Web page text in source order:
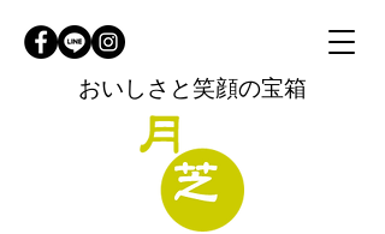
おいしさと笑顔の宝箱